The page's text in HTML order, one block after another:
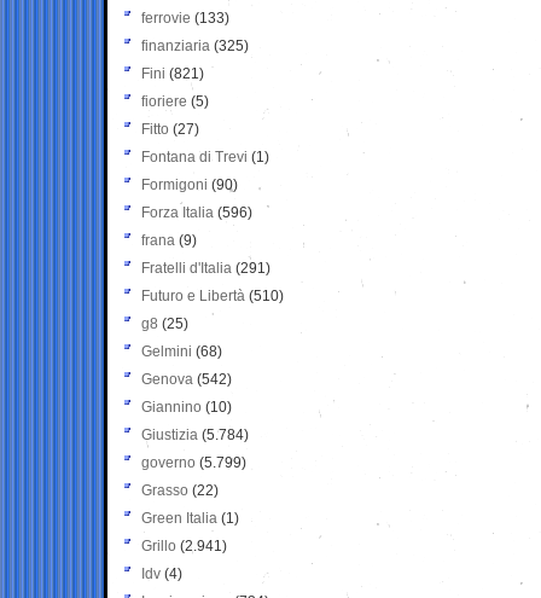
ferrovie (133)
finanziaria (325)
Fini (821)
fioriere (5)
Fitto (27)
Fontana di Trevi (1)
Formigoni (90)
Forza Italia (596)
frana (9)
Fratelli d'Italia (291)
Futuro e Libertà (510)
g8 (25)
Gelmini (68)
Genova (542)
Giannino (10)
Giustizia (5.784)
governo (5.799)
Grasso (22)
Green Italia (1)
Grillo (2.941)
Idv (4)